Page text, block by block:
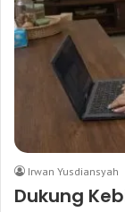
Irwan Yusdiansyah
Dukung